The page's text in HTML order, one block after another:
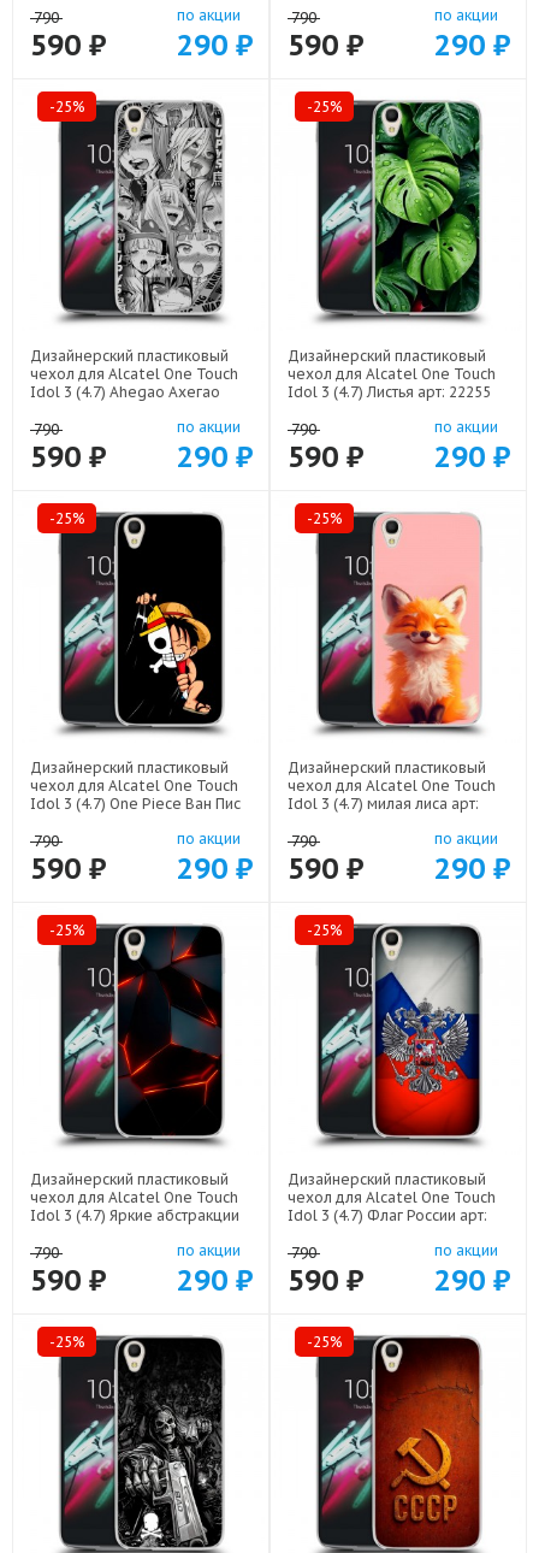
790
590 ₽
по акции
290 ₽
790
590 ₽
по акции
290 ₽
-25%
Дизайнерский пластиковый
чехол для Alcatel One Touch
Idol 3 (4.7) Ahegao Ахегао
790
590 ₽
по акции
290 ₽
-25%
Дизайнерский пластиковый
чехол для Alcatel One Touch
Idol 3 (4.7) Листья арт: 22255
790
590 ₽
по акции
290 ₽
-25%
Дизайнерский пластиковый
чехол для Alcatel One Touch
Idol 3 (4.7) One Piece Ван Пис
790
590 ₽
по акции
290 ₽
-25%
Дизайнерский пластиковый
чехол для Alcatel One Touch
Idol 3 (4.7) милая лиса арт:
790
590 ₽
по акции
290 ₽
-25%
Дизайнерский пластиковый
чехол для Alcatel One Touch
Idol 3 (4.7) Яркие абстракции
790
590 ₽
по акции
290 ₽
-25%
Дизайнерский пластиковый
чехол для Alcatel One Touch
Idol 3 (4.7) Флаг России арт:
790
590 ₽
по акции
290 ₽
-25% -25%